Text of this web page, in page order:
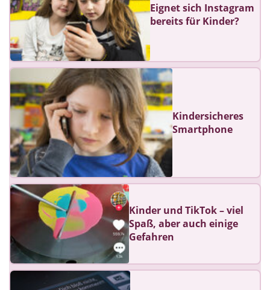
Eignet sich Instagram
bereits für Kinder?
Kindersicheres
Smartphone
Kinder und TikTok – viel
Spaß, aber auch einige
Gefahren